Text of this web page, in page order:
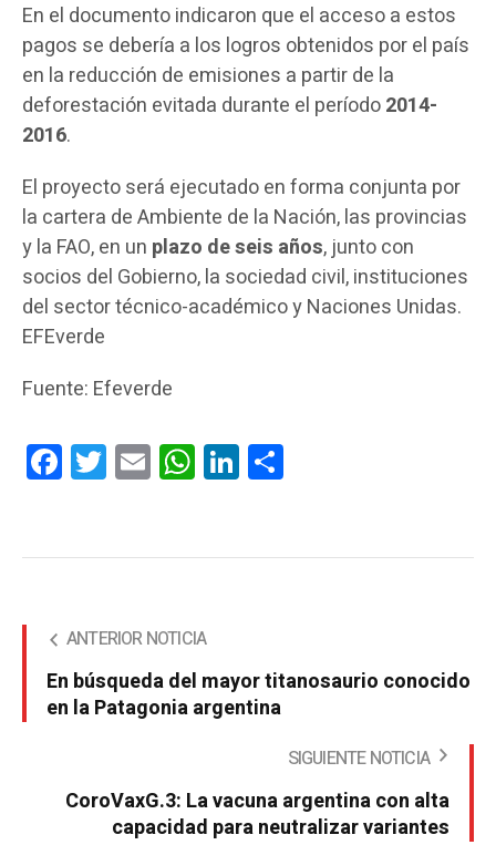
En el documento indicaron que el acceso a estos
pagos se debería a los logros obtenidos por el país
en la reducción de emisiones a partir de la
deforestación evitada durante el período2014-
2016.
El proyecto será ejecutado en forma conjunta por
la cartera de Ambiente de la Nación, las provincias
y la FAO, en un plazo de seis años, junto con
socios del Gobierno, la sociedad civil, instituciones
del sector técnico-académico y Naciones Unidas.
EFEverde
Fuente: Efeverde
FacebookTwitterEmail WhatsAppLinkedIn
ANTERIOR NOTICIA
En búsqueda del mayor titanosaurio conocido
en la Patagonia argentina
SIGUIENTE NOTICIA
CoroVaxG.3: La vacuna argentina con alta
capacidad para neutralizar variantes